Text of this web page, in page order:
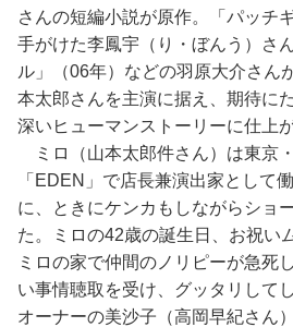
さんの短編小説が原作。「パッチ
手がけた李鳳宇（り・ぼんう）さ
ル」（06年）などの羽原大介さん
本太郎さんを主演に据え、期待に
深いヒューマンストーリーに仕上
ミロ（山本太郎件さん）は東京
「EDEN」で店長兼演出家として
に、ときにケンカもしながらショ
た。ミロの42歳の誕生日、お祝い
ミロの家で仲間のノリピーが急死
い事情聴取を受け、グッタリして
オーナーの美沙子（高岡早紀さん